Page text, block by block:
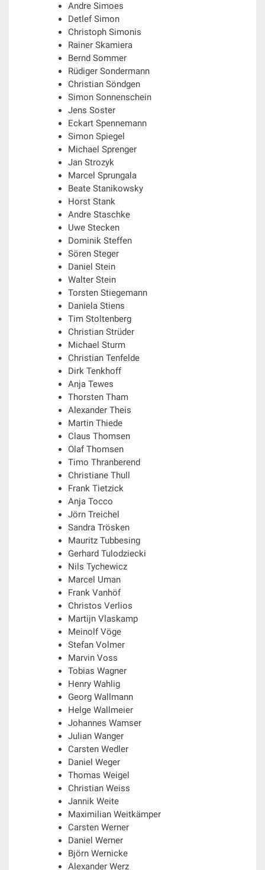
Andre Simoes
Detlef Simon
Christoph Simonis
Rainer Skamiera
Bernd Sommer
Rüdiger Sondermann
Christian Söndgen
Simon Sonnenschein
Jens Soster
Eckart Spennemann
Simon Spiegel
Michael Sprenger
Jan Strozyk
Marcel Sprungala
Beate Stanikowsky
Horst Stank
Andre Staschke
Uwe Stecken
Dominik Steffen
Sören Steger
Daniel Stein
Walter Stein
Torsten Stiegemann
Daniela Stiens
Tim Stoltenberg
Christian Strüder
Michael Sturm
Christian Tenfelde
Dirk Tenkhoff
Anja Tewes
Thorsten Tham
Alexander Theis
Martin Thiede
Claus Thomsen
Olaf Thomsen
Timo Thranberend
Christiane Thull
Frank Tietzick
Anja Tocco
Jörn Treichel
Sandra Trösken
Mauritz Tubbesing
Gerhard Tulodziecki
Nils Tychewicz
Marcel Uman
Frank Vanhöf
Christos Verlios
Martijn Vlaskamp
Meinolf Vöge
Stefan Volmer
Marvin Voss
Tobias Wagner
Henry Wahlig
Georg Wallmann
Helge Wallmeier
Johannes Wamser
Julian Wanger
Carsten Wedler
Daniel Weger
Thomas Weigel
Christian Weiss
Jannik Weite
Maximilian Weitkämper
Carsten Werner
Daniel Werner
Björn Wernicke
Alexander Werz